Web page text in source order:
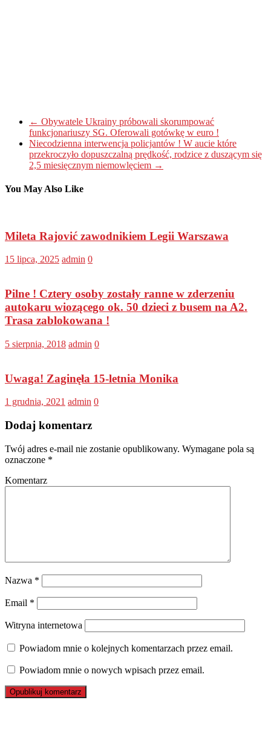
← Obywatele Ukrainy próbowali skorumpować
funkcjonariuszy SG. Oferowali gotówkę w euro !
Niecodzienna interwencja policjantów ! W aucie które
przekroczyło dopuszczalną prędkość, rodzice z duszącym się
2,5 miesięcznym niemowlęciem →
You May Also Like
Mileta Rajović zawodnikiem Legii Warszawa
15 lipca, 2025 admin 0
Pilne ! Cztery osoby zostały ranne w zderzeniu
autokaru wiozącego ok. 50 dzieci z busem na A2.
Trasa zablokowana !
5 sierpnia, 2018 admin 0
Uwaga! Zaginęła 15-letnia Monika
1 grudnia, 2021 admin 0
Dodaj komentarz
Twój adres e-mail nie zostanie opublikowany. Wymagane pola są
oznaczone *
Komentarz
Nazwa *
Email *
Witryna internetowa
Powiadom mnie o kolejnych komentarzach przez email.
Powiadom mnie o nowych wpisach przez email.